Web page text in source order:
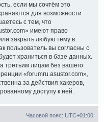
если мы сочтём это
для возможности
с тем, что
имеют право
закрыть любую тему в
пользователь вы согласны с
храниться в базе данных.
третьим лицам без вашего
«forumru.asustor.com»,
за действия хакеров,
доступу к ней.
Часовой пояс: UTC+01:00